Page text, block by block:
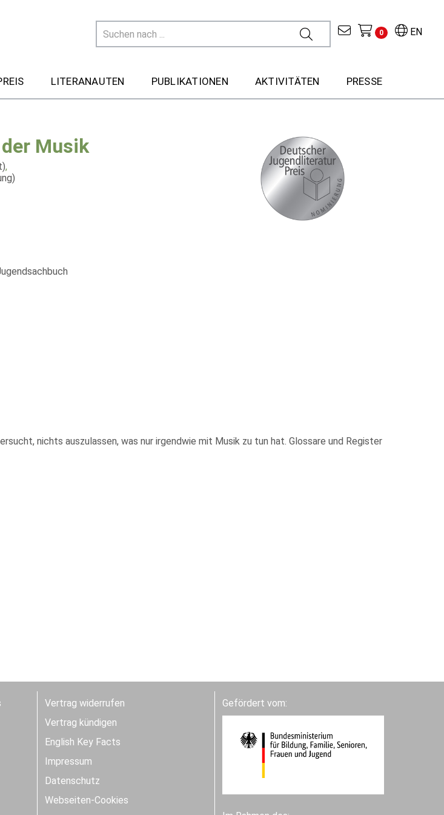
EN
0
LITERANAUTEN PUBLIKATIONEN AKTIVITÄTEN PRESSE
Musik
,
nichts auszulassen, was nur irgendwie mit Musik zu tun hat. Glossare und Register
Vertrag widerrufen
Vertrag kündigen
English Key Facts
Impressum
Datenschutz
Webseiten-Cookies
Gefördert vom: